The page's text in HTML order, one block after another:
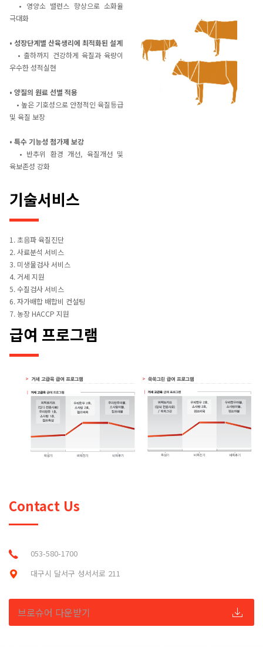
• 영양소 밸런스 향상으로 소화율
극대화
• 성장단계별 산육생리에 최적화된 설계
• 출하까지 건강하게 육질과 육량이
우수한 성적실현
• 양질의 원료 선별 적용
• 높은 기호성으로 안정적인 육질등급
및 육질 보장
• 특수 기능성 첨가제 보강
• 반추위 환경 개선, 육질개선 및
육보존성 강화
기술서비스
1. 초음파 육질진단
2. 사료분석 서비스
3. 미생물검사 서비스
4. 거세 지원
5. 수질검사 서비스
6. 자가배합 배합비 컨설팅
7. 농장 HACCP 지원
급여 프로그램
Contact Us
053-580-1700
대구시 달서구 성서서로 211
브로슈어 다운받기